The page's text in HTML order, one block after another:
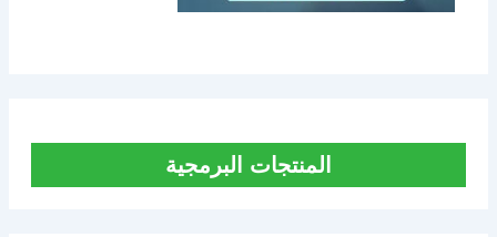
المنتجات البرمجية